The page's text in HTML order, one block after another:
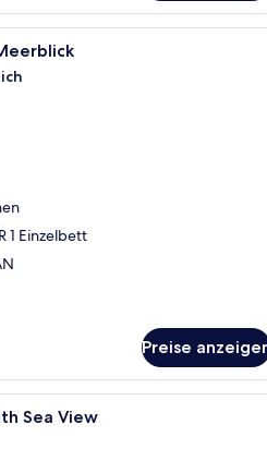
Ein Hotelzimmer mit einem
1 Einzelbett
Preise
Ein Hotelzimmer mit einem
Sea View